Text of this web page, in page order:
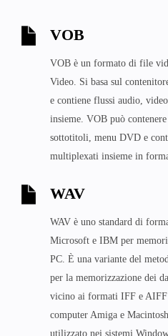
VOB
VOB è un formato di file
Video. Si basa sul
e contiene flussi audio,
insieme. VOB può
sottotitoli, menu DVD e
multiplexati insieme in
WAV
WAV è uno standard di
Microsoft e IBM per
PC. È una variante del
per la memorizzazione dei
vicino ai formati IFF e
computer Amiga e
utilizzato nei sistemi